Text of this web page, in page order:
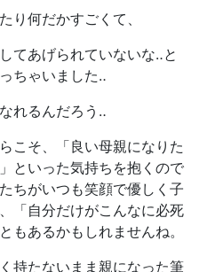
り何だかすごくて、
てあげられていないな‥と
ちゃいました‥
れるんだろう‥
こそ、「良い母親になりた
といった気持ちを抱くので
ちがいつも笑顔で優しく子
「自分だけがこんなに必死
もあるかもしれませんね。
持たないまま親になった筆